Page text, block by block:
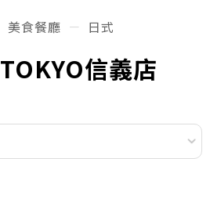
信義店
美食餐廳 日式